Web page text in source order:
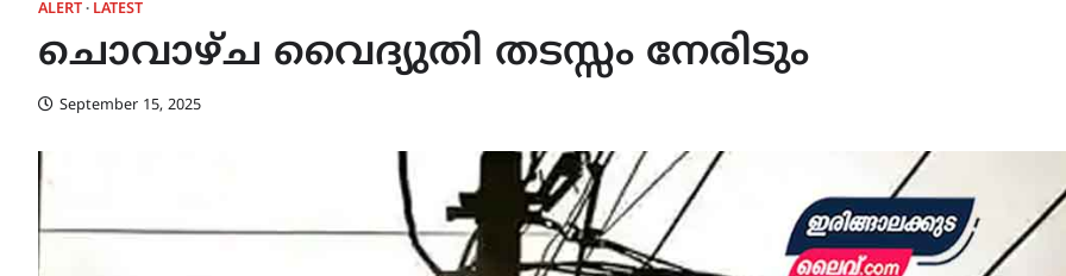
ALERT LATEST
ചൊവാഴ്ച വൈദ്യുതി തടസ്സം നേരിടും
September 15, 2025